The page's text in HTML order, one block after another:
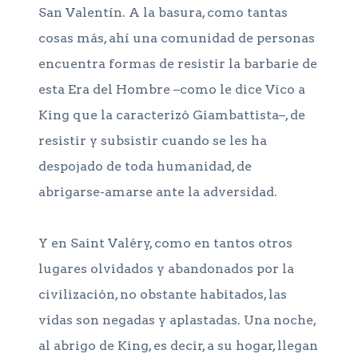
San Valentín. A la basura, como tantas
cosas más, ahí una comunidad de personas
encuentra formas de resistir la barbarie de
esta Era del Hombre −como le dice Vico a
King que la caracterizó Giambattista−, de
resistir y subsistir cuando se les ha
despojado de toda humanidad, de
abrigarse-amarse ante la adversidad.
Y en Saint Valéry, como en tantos otros
lugares olvidados y abandonados por la
civilización, no obstante habitados, las
vidas son negadas y aplastadas. Una noche,
al abrigo de King, es decir, a su hogar, llegan